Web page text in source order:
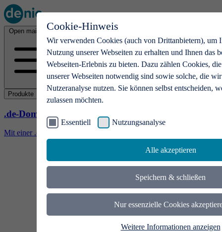
Cookie-Hinweis
Wir verwenden Cookies (auch von Drittanbietern), um
Nutzung unserer Webseiten zu erhalten und Ihnen das
Webseiten-Erlebnis zu bieten. Dazu zählen Cookies,
unserer Webseiten notwendig sind sowie solche, die
Nutzeranalyse nutzen. Sie können selbst entscheiden,
zulassen möchten.
Essentiell Nutzungsanalyse
Alle akzeptieren
Speichern & schließen
Nur essenzielle Cookies
Weitere Informationen anzeigen
Open main menu
Produkte
.de-Domains
Mit einer .de-Domain erhalten Ideen eine Bühne